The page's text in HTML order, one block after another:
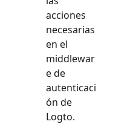
acciones
necesarias
en el
middlewar
e de
autenticaci
ón de
Logto.